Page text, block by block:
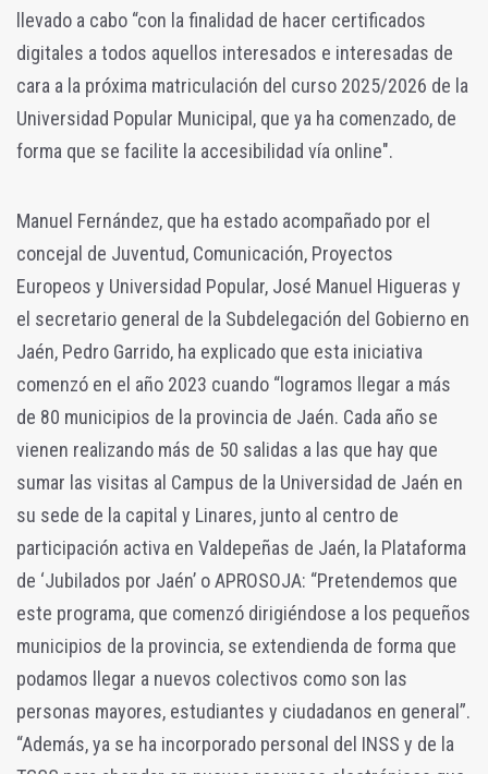
llevado a cabo “con la finalidad de hacer certificados
digitales a todos aquellos interesados e interesadas de
cara a la próxima matriculación del curso 2025/2026 de la
Universidad Popular Municipal, que ya ha comenzado, de
forma que se facilite la accesibilidad vía online".
Manuel Fernández, que ha estado acompañado por el
concejal de Juventud, Comunicación, Proyectos
Europeos y Universidad Popular, José Manuel Higueras y
el secretario general de la Subdelegación del Gobierno en
Jaén, Pedro Garrido, ha explicado que esta iniciativa
comenzó en el año 2023 cuando “logramos llegar a más
de 80 municipios de la provincia de Jaén. Cada año se
vienen realizando más de 50 salidas a las que hay que
sumar las visitas al Campus de la Universidad de Jaén en
su sede de la capital y Linares, junto al centro de
participación activa en Valdepeñas de Jaén, la Plataforma
de ‘Jubilados por Jaén’ o APROSOJA: “Pretendemos que
este programa, que comenzó dirigiéndose a los pequeños
municipios de la provincia, se extendienda de forma que
podamos llegar a nuevos colectivos como son las
personas mayores, estudiantes y ciudadanos en general”.
“Además, ya se ha incorporado personal del INSS y de la